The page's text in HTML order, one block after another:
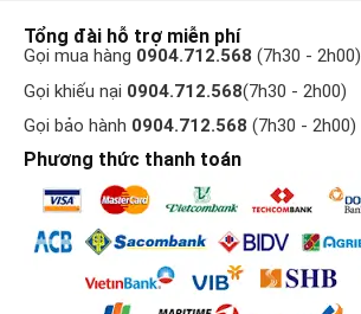
Tổng đài hỗ trợ miễn phí
Gọi mua hàng 0904.712.568 (7h30 - 2h00)
Gọi khiếu nại 0904.712.568(7h30 - 2h00)
Gọi bảo hành 0904.712.568 (7h30 - 2h00)
Phương thức thanh toán